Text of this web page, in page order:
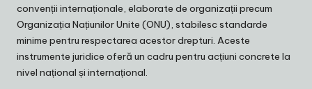
convenții internaționale, elaborate de organizații precum
Organizația Națiunilor Unite (ONU), stabilesc standarde
minime pentru respectarea acestor drepturi. Aceste
instrumente juridice oferă un cadru pentru acțiuni concrete la
nivel național și internațional.